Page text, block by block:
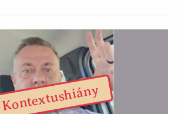
Kontextushiány